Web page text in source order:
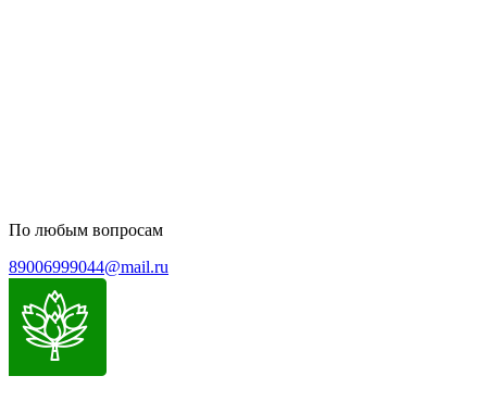
По любым вопросам
89006999044@mail.ru